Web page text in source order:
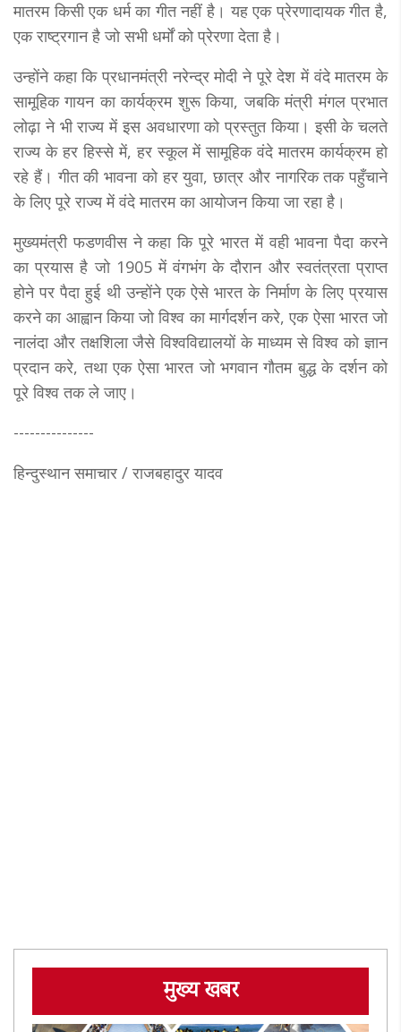
मातरम किसी एक धर्म का गीत नहीं है। यह एक प्रेरणादायक गीत है,
एक राष्ट्रगान है जो सभी धर्मों को प्रेरणा देता है।
उन्होंने कहा कि प्रधानमंत्री नरेन्द्र मोदी ने पूरे देश में वंदे मातरम के
सामूहिक गायन का कार्यक्रम शुरू किया, जबकि मंत्री मंगल प्रभात
लोढ़ा ने भी राज्य में इस अवधारणा को प्रस्तुत किया। इसी के चलते
राज्य के हर हिस्से में, हर स्कूल में सामूहिक वंदे मातरम कार्यक्रम हो
रहे हैं। गीत की भावना को हर युवा, छात्र और नागरिक तक पहुँचाने
के लिए पूरे राज्य में वंदे मातरम का आयोजन किया जा रहा है।
मुख्यमंत्री फडणवीस ने कहा कि पूरे भारत में वही भावना पैदा करने
का प्रयास है जो 1905 में वंगभंग के दौरान और स्वतंत्रता प्राप्त
होने पर पैदा हुई थी उन्होंने एक ऐसे भारत के निर्माण के लिए प्रयास
करने का आह्वान किया जो विश्व का मार्गदर्शन करे, एक ऐसा भारत जो
नालंदा और तक्षशिला जैसे विश्वविद्यालयों के माध्यम से विश्व को ज्ञान
प्रदान करे, तथा एक ऐसा भारत जो भगवान गौतम बुद्ध के दर्शन को
पूरे विश्व तक ले जाए।
---------------
हिन्दुस्थान समाचार / राजबहादुर यादव
मुख्य खबर